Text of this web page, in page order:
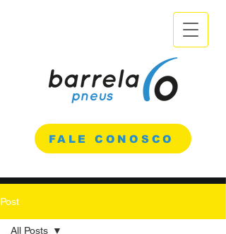
FALE CONOSCO
Post
All Posts